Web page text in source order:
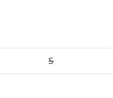
S